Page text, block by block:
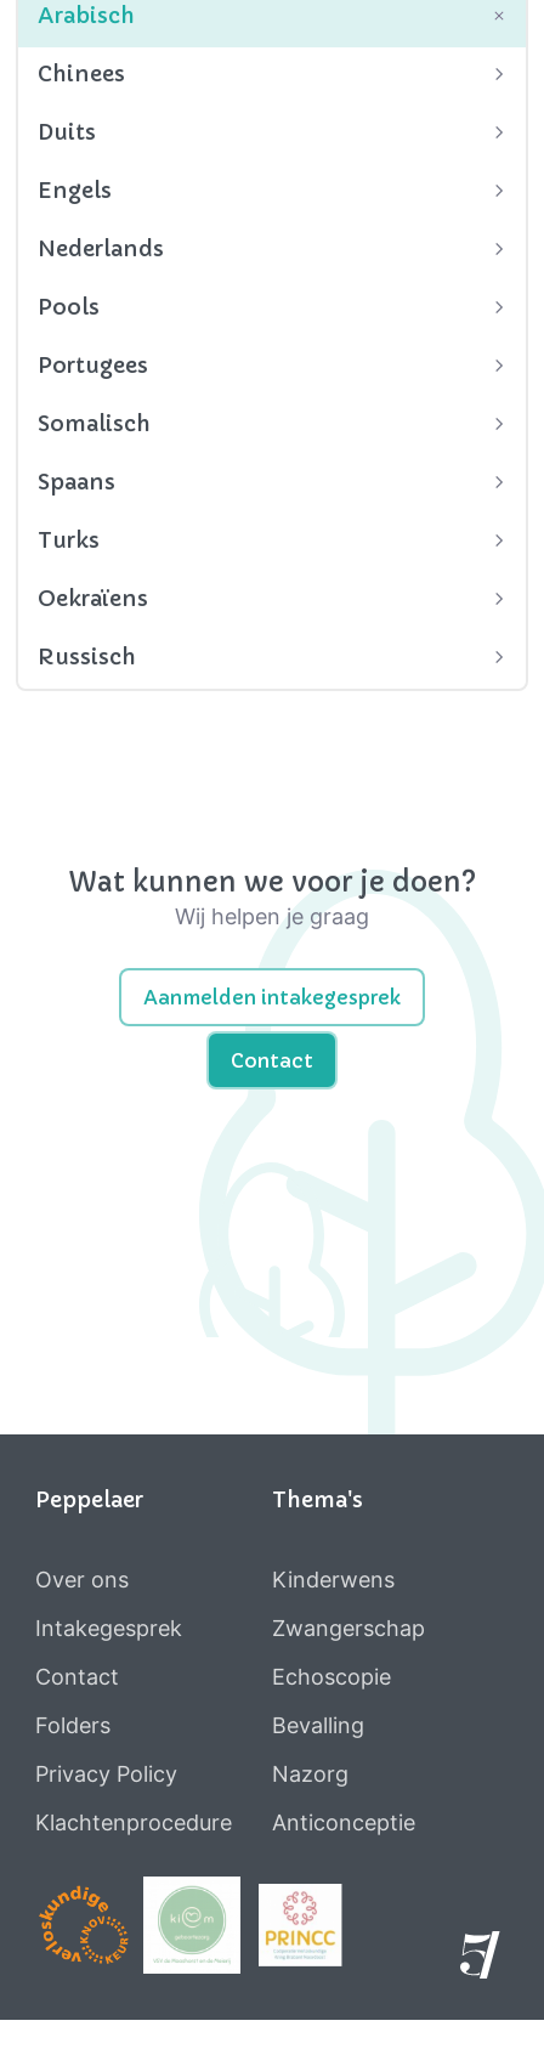
Arabisch
Chinees
Duits
Engels
Nederlands
Pools
Portugees
Somalisch
Spaans
Turks
Oekraïens
Russisch
Wat kunnen we voor je doen?
Wij helpen je graag
Aanmelden intakegesprek
Contact
Peppelaer
Over ons
Intakegesprek
Contact
Folders
Privacy Policy
Klachtenprocedure
Thema's
Kinderwens
Zwangerschap
Echoscopie
Bevalling
Nazorg
Anticonceptie